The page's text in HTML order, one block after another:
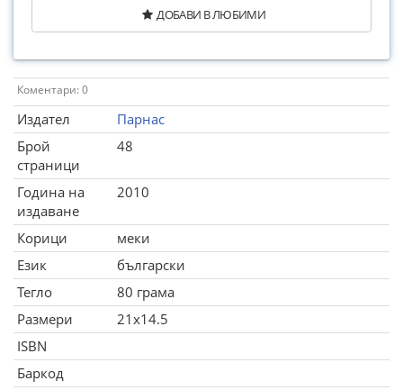
ДОБАВИ В ЛЮБИМИ
Коментари: 0
Издател
Парнас
Брой
страници
48
Година на
издаване
2010
Корици
меки
Език
български
Тегло
80 грама
Размери
21x14.5
ISBN
Баркод